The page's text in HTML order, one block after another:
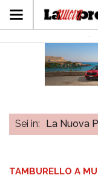
Sei in: La Nuova
TAMBURELLO A